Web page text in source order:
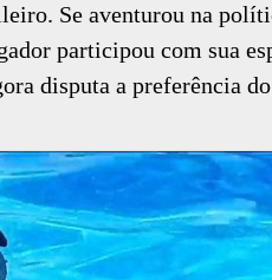
Se aventurou na
participou com sua
disputa a preferência